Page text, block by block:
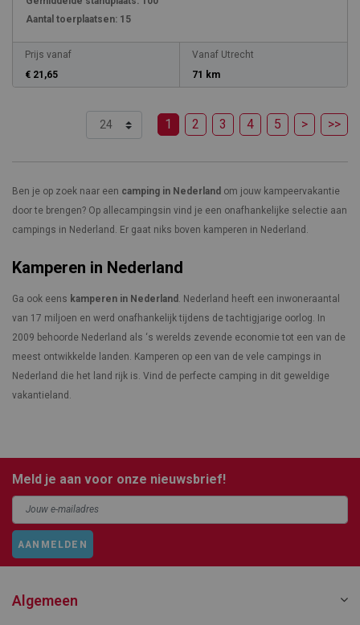
Ben je op zoek naar een camping in Nederland om jouw kampeervakantie
door te brengen? Op allecampingsin vind je een onafhankelijke selectie aan
campings in Nederland. Er gaat niks boven kamperen in Nederland.
Kamperen in Nederland
Ga ook eens kamperen in Nederland . Nederland heeft een inwoneraantal
van 17 miljoen en werd onafhankelijk tijdens de tachtigjarige oorlog. In
2009 behoorde Nederland als ‘s werelds zevende economie tot een van de
meest ontwikkelde landen. Kamperen op een van de vele campings in
Nederland die het land rijk is. Vind de perfecte camping in dit geweldige
vakantieland.
Aantal toerplaatsen: 15
Prijs vanaf
€ 21,65
Vanaf Utrecht
71 km
1 2 3 4 5 > >>
Meld je aan voor onze nieuwsbrief!
AANMELDEN
Algemeen